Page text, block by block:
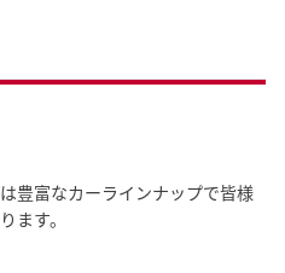
豊富なカーラインナップで皆様
ます。